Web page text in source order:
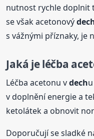
nutnost rychle doplnit
se však acetonový
s vážnými příznaky, je
Jaká je léčba
Léčba acetonu vdech
v doplnění energie a
ketolátek a obnovit
Doporučují se sladké